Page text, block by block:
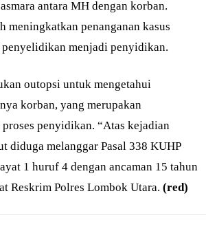
antara MH dengan korban.
meningkatkan penanganan kasus
menjadi penyidikan.
outopsi untuk mengetahui
korban, yang merupakan
penyidikan. “Atas kejadian
diduga melanggar Pasal 338 KUHP
1 huruf 4 dengan ancaman 15 tahun
Reskrim Polres Lombok Utara. (red)